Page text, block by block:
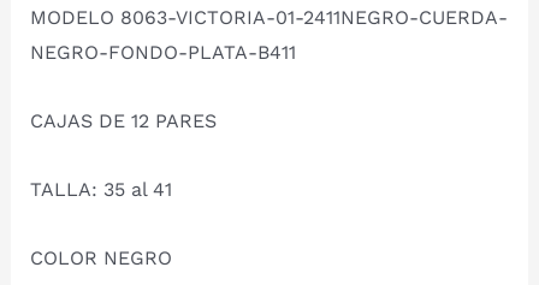
MODELO 8063-VICTORIA-01-2411NEGRO-CUERDA-
NEGRO-FONDO-PLATA-B411
CAJAS DE 12 PARES
TALLA: 35 al 41
COLOR NEGRO